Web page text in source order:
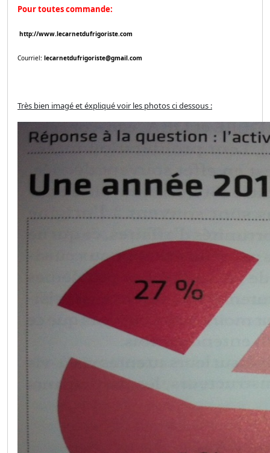
Pour toutes commande:
http://www.lecarnetdufrigoriste.com
Courriel: lecarnetdufrigoriste@gmail.com
Très bien imagé et éxpliqué voir les photos ci dessous :